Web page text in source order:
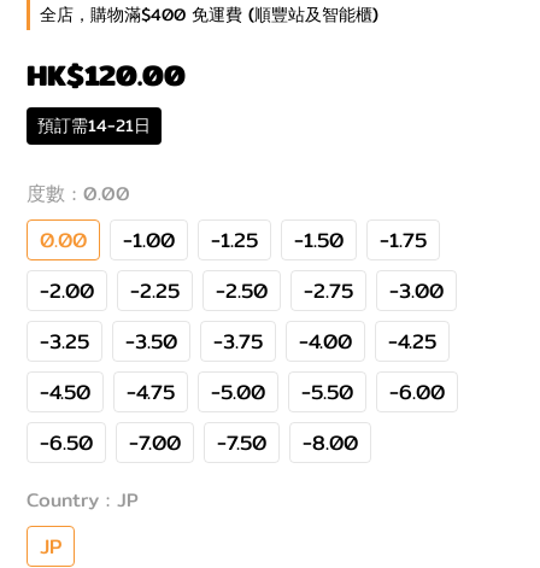
全店，購物滿$400 免運費 (順豐站及智能櫃)
HK$120.00
預訂需14-21日
度數 : 0.00
0.00 -1.00 -1.25 -1.50
-1.75
-2.00
-2.25 -2.50 -2.75
-3.00
-3.25
-3.50 -3.75 -4.00
-4.25
-4.50
-4.75 -5.00 -5.50
-6.00
-6.50
-7.00 -7.50 -8.00
Country : JP
JP